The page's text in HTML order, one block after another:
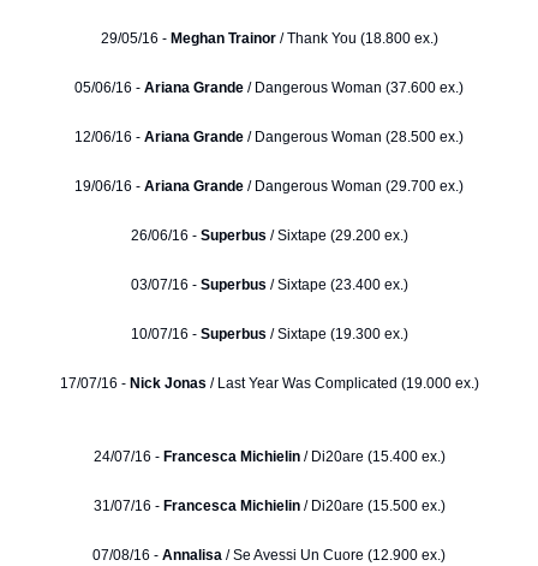
29/05/16 - Meghan Trainor/ Thank You (18.800 ex.)
05/06/16 - Ariana Grande / Dangerous Woman (37.600 ex.)
12/06/16 - Ariana Grande / Dangerous Woman (28.500 ex.)
19/06/16 - Ariana Grande / Dangerous Woman (29.700 ex.)
26/06/16 - Superbus / Sixtape (29.200 ex.)
03/07/16 - Superbus / Sixtape (23.400 ex.)
10/07/16 - Superbus / Sixtape (19.300 ex.)
17/07/16 - Nick Jonas / Last Year Was Complicated (19.000 ex.)
24/07/16 - Francesca Michielin/ Di20are (15.400 ex.)
31/07/16 - Francesca Michielin/ Di20are (15.500 ex.)
07/08/16 - Annalisa / Se Avessi Un Cuore (12.900 ex.)